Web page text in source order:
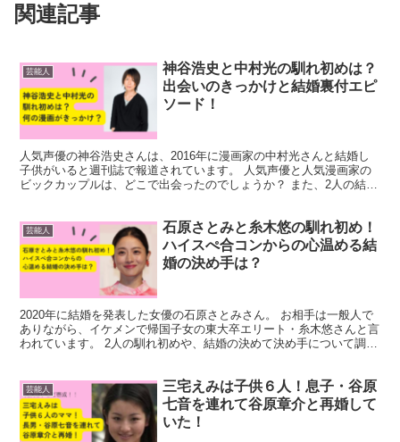
関連記事
芸能人
神谷浩史と中村光の馴れ初めは？
出会いのきっかけと結婚裏付エピ
ソード！
人気声優の神谷浩史さんは、2016年に漫画家の中村光さんと結婚し
子供がいると週刊誌で報道されています。 人気声優と人気漫画家の
ビックカップルは、どこで出会ったのでしょうか？ また、2人の結婚
芸能人
石原さとみと糸木悠の馴れ初め！
ハイスぺ合コンからの心温める結
婚の決め手は？
2020年に結婚を発表した女優の石原さとみさん。 お相手は一般人で
ありながら、イケメンで帰国子女の東大卒エリート・糸木悠さんと言
われています。 2人の馴れ初めや、結婚の決めて決め手について調べ
芸能人
三宅えみは子供６人！息子・谷原
七音を連れて谷原章介と再婚して
いた！